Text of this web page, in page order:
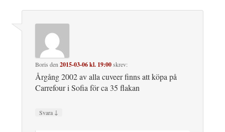
Boris den 2015-03-06 kl. 19:00skrev:
Årgång 2002 av alla cuveer finns att köpa på
Carrefour i Sofia för ca 35 flakan
Svara ↓